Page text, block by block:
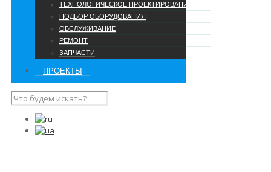
ТЕХНОЛОГИЧЕСКОЕ ПРОЕКТИРОВАНИЕ
ПОДБОР ОБОРУДОВАНИЯ
ОБСЛУЖИВАНИЕ
РЕМОНТ
ЗАПЧАСТИ
ПРОЕКТЫ